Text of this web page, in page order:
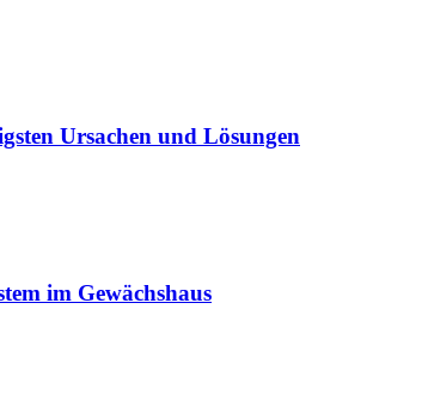
Ursachen und Lösungen
im Gewächshaus